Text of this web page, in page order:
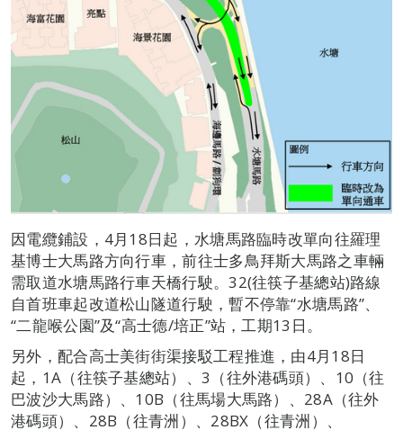
因電纜鋪設，4月18日起，水塘馬路臨時改單向往羅理
基博士大馬路方向行車，前往士多鳥拜斯大馬路之車輛
需取道水塘馬路行車天橋行駛。32(往筷子基總站)路線
自首班車起改道松山隧道行駛，暫不停靠“水塘馬路”、
“二龍喉公園”及“高士德/培正”站，工期13日。
另外，配合高士美街街渠接駁工程推進，由4月18日
起，1A（往筷子基總站）、3（往外港碼頭）、10（往
巴波沙大馬路）、10B（往馬場大馬路）、28A（往外
港碼頭）、28B（往青洲）、28BX（往青洲）、